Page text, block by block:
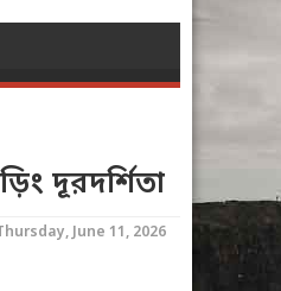
দূরদর্শিতা
June 11, 2026